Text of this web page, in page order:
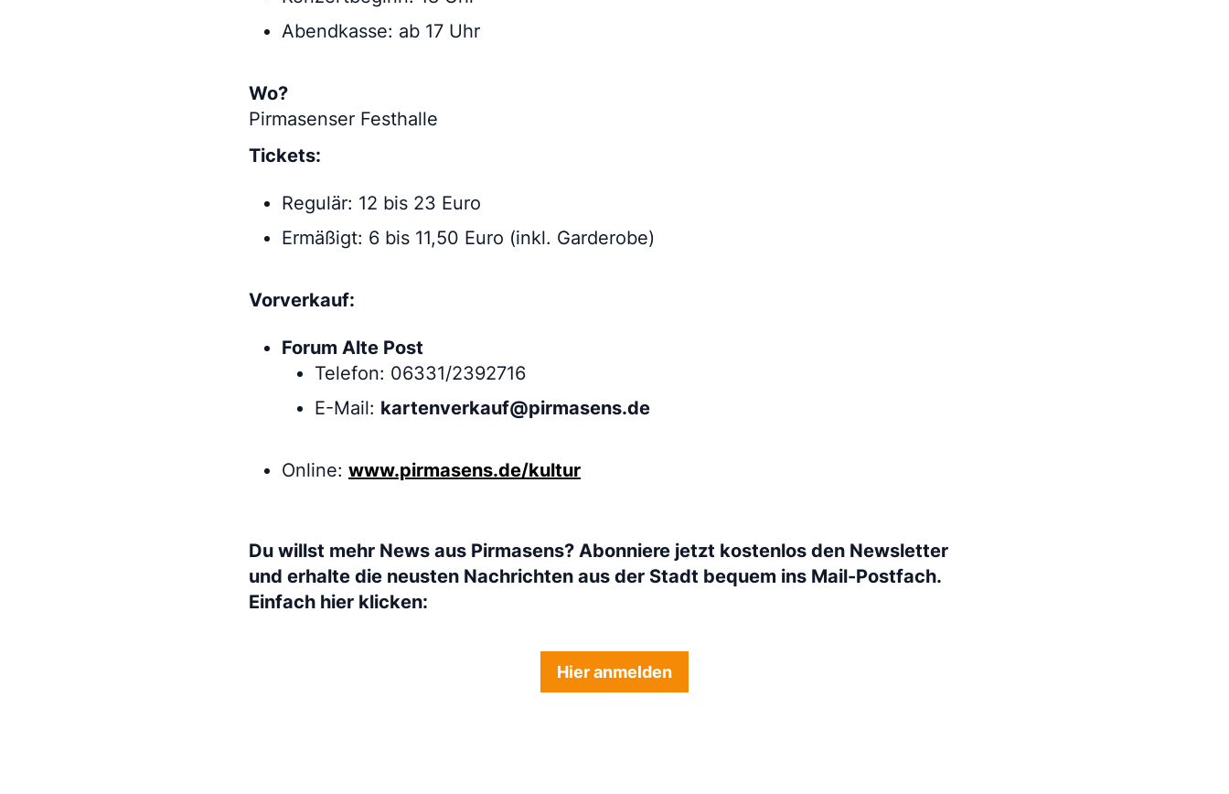
Abendkasse: ab 17 Uhr
Wo?
Pirmasenser Festhalle
Tickets:
Regulär: 12 bis 23 Euro
Ermäßigt: 6 bis 11,50 Euro (inkl. Garderobe)
Vorverkauf:
Forum Alte Post
Telefon: 06331/2392716
E-Mail: kartenverkauf@pirmasens.de
Online: www.pirmasens.de/kultur
Du willst mehr News aus Pirmasens? Abonniere jetzt kostenlos den Newsletter
und erhalte die neusten Nachrichten aus der Stadt bequem ins Mail-Postfach.
Einfach hier klicken:
Hier anmelden